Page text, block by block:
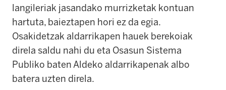
langileriak jasandako murrizketak kontuan
hartuta, baieztapen hori ez da egia.
Osakidetzak aldarrikapen hauek berekoiak
direla saldu nahi du eta Osasun Sistema
Publiko baten Aldeko aldarrikapenak albo
batera uzten direla.